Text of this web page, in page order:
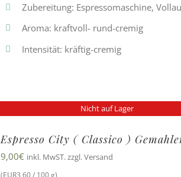
Zubereitung: Espressomaschine,
Aroma: kraftvoll- rund-cremig
Intensität: kräftig-cremig
Nicht auf Lager
Espresso City ( Classico )
9,00€ inkl. MwST. zzgl. Versand
(EUR3,60 / 100 g)